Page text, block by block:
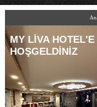
MY LİVA HOTEL'E
HOŞGELDİNİZ